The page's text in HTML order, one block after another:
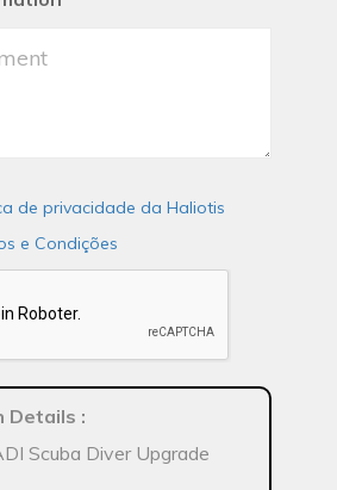
de privacidade da Haliotis
e Condições
Details :
Scuba Diver Upgrade